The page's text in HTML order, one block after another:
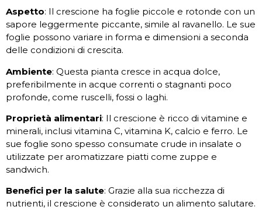
Aspetto: Il crescione ha foglie piccole e rotonde con un
sapore leggermente piccante, simile al ravanello. Le sue
foglie possono variare in forma e dimensioni a seconda
delle condizioni di crescita.
Ambiente: Questa pianta cresce in acqua dolce,
preferibilmente in acque correnti o stagnanti poco
profonde, come ruscelli, fossi o laghi.
Proprietà alimentari: Il crescione è ricco di vitamine e
minerali, inclusi vitamina C, vitamina K, calcio e ferro. Le
sue foglie sono spesso consumate crude in insalate o
utilizzate per aromatizzare piatti come zuppe e
sandwich.
Benefici per la salute: Grazie alla sua ricchezza di
nutrienti, il crescione è considerato un alimento salutare.